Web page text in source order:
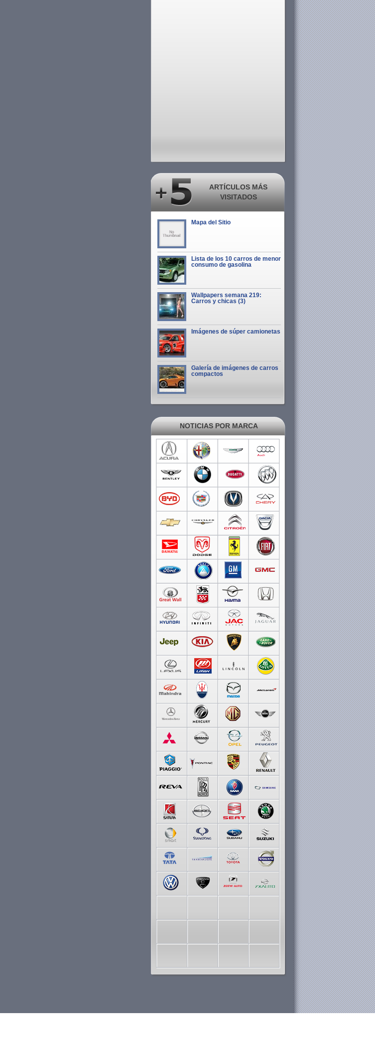
ARTÍCULOS MÁS
VISITADOS
Mapa del Sitio
Lista de los 10 carros de menor
consumo de gasolina
Wallpapers semana 219:
Carros y chicas (3)
Imágenes de súper camionetas
Galería de imágenes de carros
compactos
NOTICIAS POR MARCA